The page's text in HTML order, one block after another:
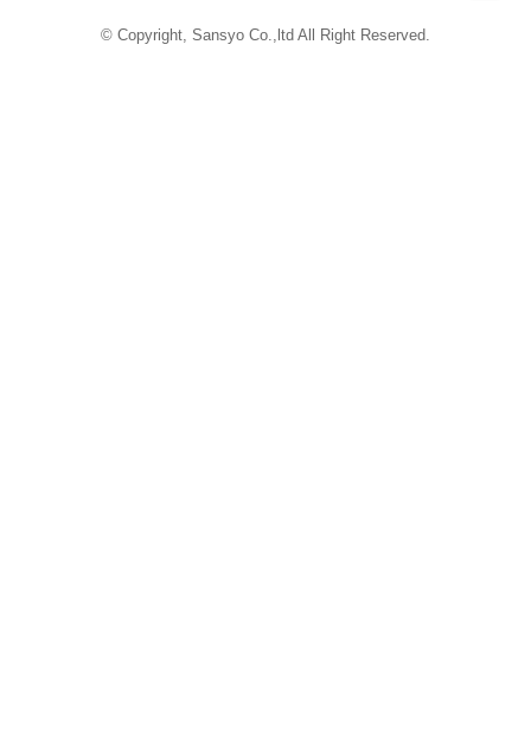
© Copyright, Sansyo Co.,ltd All Right Reserved.
iCata